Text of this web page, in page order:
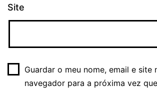
Site
Guardar o meu nome, email e site
navegador para a próxima vez